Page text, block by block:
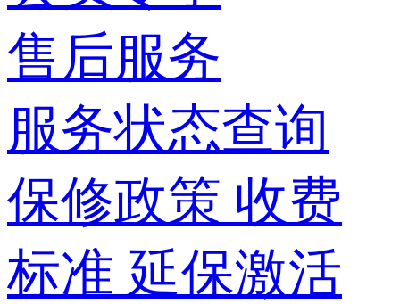
售后服务
服务状态查询
保修政策 收费
标准 延保激活